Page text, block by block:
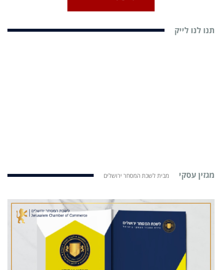
תנו לנו לייק
מגזין עסקי מבית לשכת המסחר ירושלים